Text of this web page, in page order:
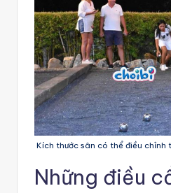
Kích thước sân có thể điều chỉnh
Những điều